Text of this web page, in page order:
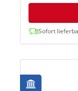
Sofort